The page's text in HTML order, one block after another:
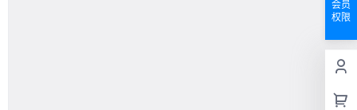
会员
权限